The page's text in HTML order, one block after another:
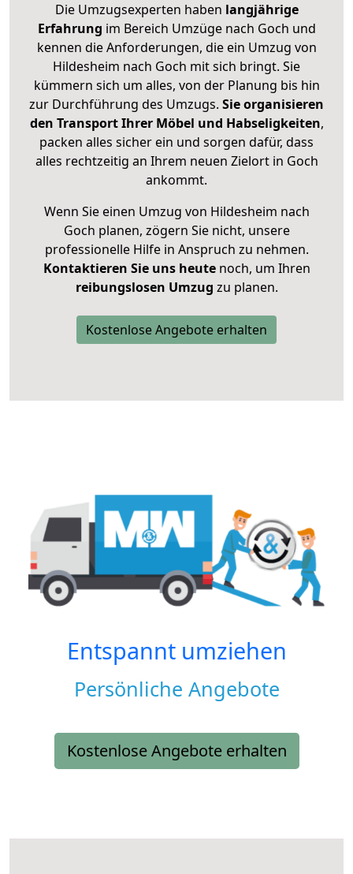
Die Umzugsexperten haben langjährige
Erfahrung im Bereich Umzüge nach Goch und
kennen die Anforderungen, die ein Umzug von
Hildesheim nach Goch mit sich bringt. Sie
kümmern sich um alles, von der Planung bis hin
zur Durchführung des Umzugs. Sie organisieren
den Transport Ihrer Möbel und Habseligkeiten,
packen alles sicher ein und sorgen dafür, dass
alles rechtzeitig an Ihrem neuen Zielort in Goch
ankommt.
Wenn Sie einen Umzug von Hildesheim nach
Goch planen, zögern Sie nicht, unsere
professionelle Hilfe in Anspruch zu nehmen.
Kontaktieren Sie uns heutenoch, um Ihren
reibungslosen Umzug zu planen.
Kostenlose Angebote erhalten
Entspannt umziehen
Persönliche Angebote
Kostenlose Angebote erhalten